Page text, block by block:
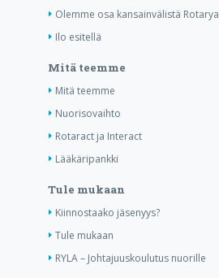
Olemme osa kansainvälistä Rotarya
Ilo esitellä
Mitä teemme
Mitä teemme
Nuorisovaihto
Rotaract ja Interact
Lääkäripankki
Tule mukaan
Kiinnostaako jäsenyys?
Tule mukaan
RYLA – Johtajuuskoulutus nuorille